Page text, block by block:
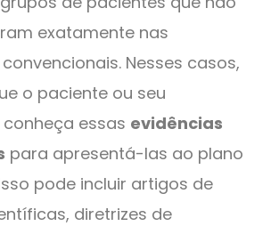
exatamente nas
Nesses casos,
o paciente ou seu
essas evidências
para apresentá-las ao plano
pode incluir artigos de
diretrizes de